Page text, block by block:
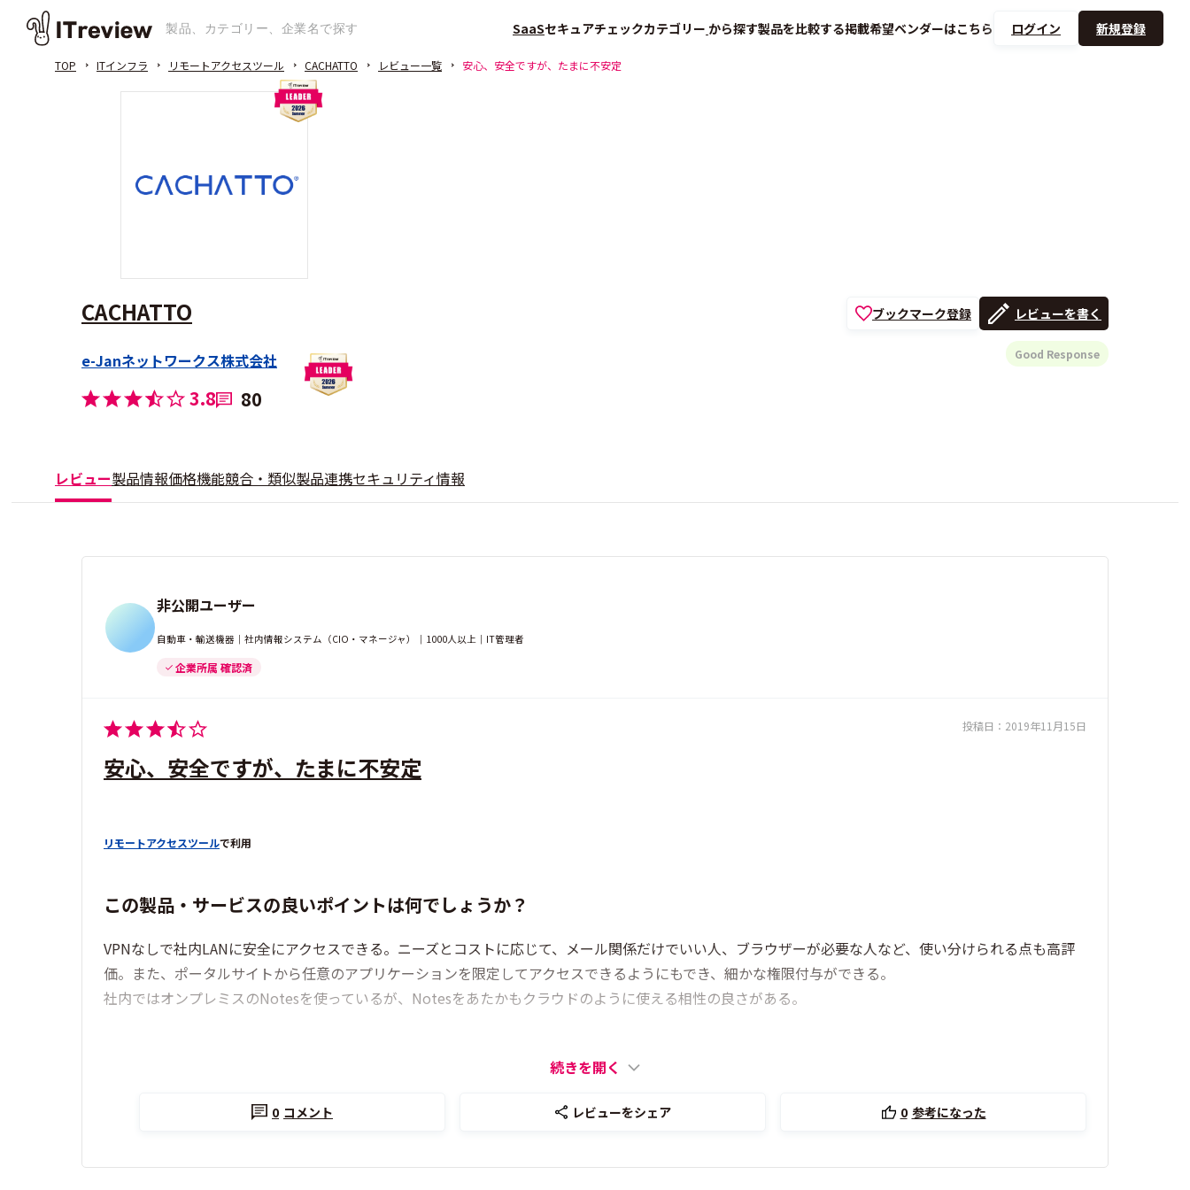
SaaSセキュアチェックカテゴリー から探す製品を比較する掲載希望ベンダーはこちら ログイン 新規登録
TOP ITインフラ リモートアクセスツール CACHATTO レビュー一覧 安心、安全ですが、たまに不安定
CACHATTO
e-Janネットワークス株式会社
3.8 80
ブックマーク登録 レビューを書く
Good Response
レビュー製品情報価格機能競合・類似製品連携セキュリティ情報
非公開ユーザー
自動車・輸送機器｜社内情報システム（CIO・マネージャ）｜1000人以上｜IT管理者
企業所属 確認済
投稿日： 2019年11月15日
安心、安全ですが、たまに不安定
リモートアクセスツールで利用
この製品・サービスの良いポイントは何でしょうか？
VPNなしで社内LANに安全にアクセスできる。ニーズとコストに応じて、メール関係だけでいい人、ブラウザーが必要な人など、使い分けられる点も高評
価。また、ポータルサイトから任意のアプリケーションを限定してアクセスできるようにもでき、細かな権限付与ができる。
社内ではオンプレミスのNotesを使っているが、Notesをあたかもクラウドのように使える相性の良さがある。
続きを開く
0 コメント レビューをシェア 0 参考になった